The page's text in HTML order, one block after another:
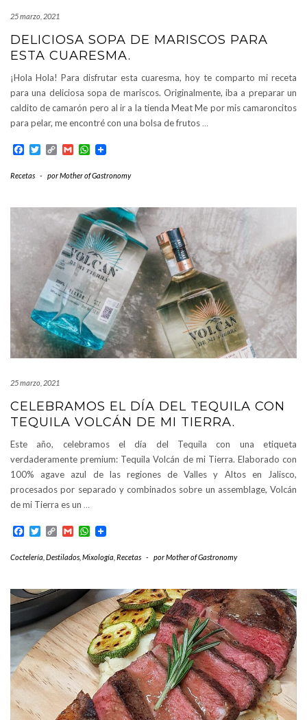
25 marzo, 2021
DELICIOSA SOPA DE MARISCOS PARA
ESTA CUARESMA.
¡Hola Hola! Para disfrutar esta cuaresma, hoy te comparto mi receta
para una deliciosa sopa de mariscos. Originalmente, iba a preparar un
caldito de camarón pero al ir a la tienda Meat Me por mis camaroncitos
para pelar, me encontré con una bolsa de frutos …
Facebook
TwitterCopyGmailWhatsApp
Recetas - porMother of Gastronomy
25 marzo, 2021
CELEBRAMOS EL DÍA DEL TEQUILA CON
TEQUILA VOLCÁN DE MI TIERRA.
Este año, celebramos el día del Tequila con una etiqueta
verdaderamente premium: Tequila Volcán de mi Tierra. Elaborado con
100% agave azul de las regiones de Valles y Altos en Jalisco,
procesados por separado y combinados sobre un assemblage, Volcán
de mi Tierra es un …
Facebook
TwitterCopyGmailWhatsApp
Coctelería Destilados Mixología Recetas - porMother of Gastronomy